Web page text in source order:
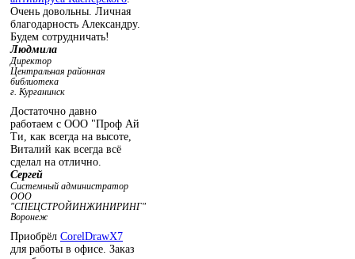
Очень довольны. Личная
благодарность Александру.
Будем сотрудничать!
Людмила
Директор
Центральная районная
библиотека
г. Курганинск
Достаточно давно
работаем с ООО "Проф Ай
Ти, как всегда на высоте,
Виталий как всегда всё
сделал на отлично.
Сергей
Системный администратор
ООО
"СПЕЦСТРОЙИНЖИНИРИНГ"
Воронеж
Приобрёл CorelDrawX7
для работы в офисе. Заказ